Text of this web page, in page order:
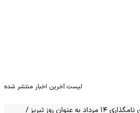
لیست آخرین اخبار منتشر شده
پیشنهاد پزشکیان برای نامگذاری ۱۴ مرداد به عنوان روز تبریز /